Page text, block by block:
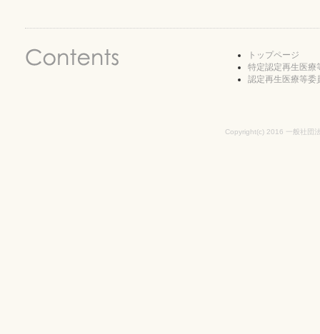
トップページ
特定認定再生医療
認定再生医療等委
Copyright(c) 2016 一般社団